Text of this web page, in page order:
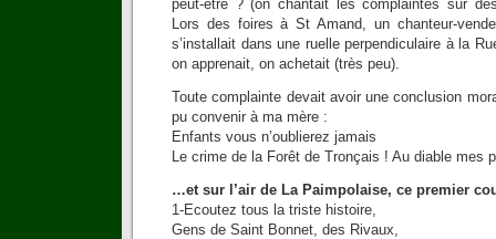
peut-être ? (on chantait les complaintes sur
Lors des foires à St Amand, un chanteur-
s’installait dans une ruelle perpendiculaire à la
on apprenait, on achetait (très peu).
Toute complainte devait avoir une conclusion
pu convenir à ma mère :
Enfants vous n’oublierez jamais
Le crime de la Forêt de Tronçais ! Au diable mes
…et sur l’air de La Paimpolaise, ce premier
1-Ecoutez tous la triste histoire,
Gens de Saint Bonnet, des Rivaux,